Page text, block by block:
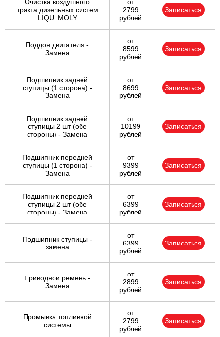
Очистка воздушного
тракта дизельных систем
LIQUI MOLY
от
2799
рублей
Записаться
Поддон двигателя -
Замена
от
8599
рублей
Записаться
Подшипник задней
ступицы (1 сторона) -
Замена
от
8699
рублей
Записаться
Подшипник задней
ступицы 2 шт (обе
стороны) - Замена
от
10199
рублей
Записаться
Подшипник передней
ступицы (1 сторона) -
Замена
от
9399
рублей
Записаться
Подшипник передней
ступицы 2 шт (обе
стороны) - Замена
от
6399
рублей
Записаться
Подшипник ступицы -
замена
от
6399
рублей
Записаться
Приводной ремень -
Замена
от
2899
рублей
Записаться
Промывка топливной
системы
от
2799
рублей
Записаться